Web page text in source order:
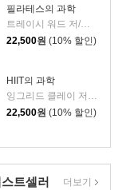
필라테스의 과학
트레이시 워드 저/권기호 역
22,500원 (10% 할인)
HIIT의 과학
잉그리드 클레이 저/이민아 역
22,500원 (10% 할인)
트셀러 더보기